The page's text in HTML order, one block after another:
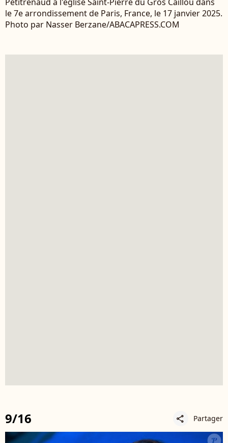
Petitrenaud à l'église Saint-Pierre du Gros Caillou dans
le 7e arrondissement de Paris, France, le 17 janvier 2025.
Photo par Nasser Berzane/ABACAPRESS.COM
9/16 share Partager